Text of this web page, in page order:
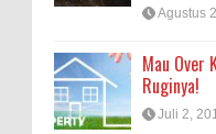
Agustus
Mau Over
Ruginya!
Juli 2,